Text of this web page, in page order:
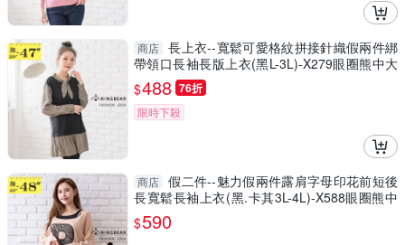
商店 長上衣--寬鬆可愛格紋拼接針織假兩件綁
帶領口長袖長版上衣(黑L-3L)-X279眼圈熊中大
尺碼
$488 76折
限時下殺
商店 假二件--魅力假兩件露肩字母印花前短後
長寬鬆長袖上衣(黑.卡其3L-4L)-X588眼圈熊中
大尺碼
$590